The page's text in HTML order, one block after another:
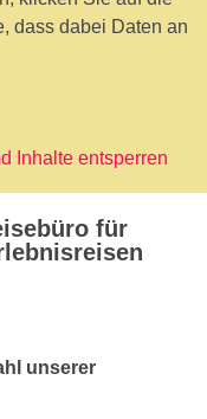
dass dabei Daten an
Inhalte entsperren
für
unserer